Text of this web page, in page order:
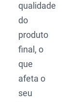
qualidade
do
produto
final, o
que
afeta o
seu